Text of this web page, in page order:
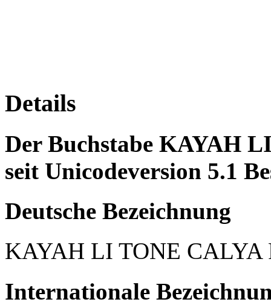
Details
Der Buchstabe KAYAH
seit Unicodeversion 5.1
Deutsche Bezeichnung
KAYAH LI TONE CALYA
Internationale